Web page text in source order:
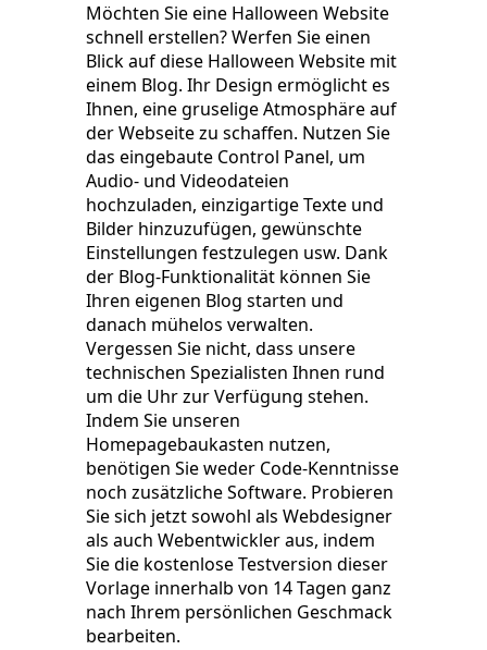
Möchten Sie eine Halloween Website
schnell erstellen? Werfen Sie einen
Blick auf diese Halloween Website mit
einem Blog. Ihr Design ermöglicht es
Ihnen, eine gruselige Atmosphäre auf
der Webseite zu schaffen. Nutzen Sie
das eingebaute Control Panel, um
Audio- und Videodateien
hochzuladen, einzigartige Texte und
Bilder hinzuzufügen, gewünschte
Einstellungen festzulegen usw. Dank
der Blog-Funktionalität können Sie
Ihren eigenen Blog starten und
danach mühelos verwalten.
Vergessen Sie nicht, dass unsere
technischen Spezialisten Ihnen rund
um die Uhr zur Verfügung stehen.
Indem Sie unseren
Homepagebaukasten nutzen,
benötigen Sie weder Code-Kenntnisse
noch zusätzliche Software. Probieren
Sie sich jetzt sowohl als Webdesigner
als auch Webentwickler aus, indem
Sie die kostenlose Testversion dieser
Vorlage innerhalb von 14 Tagen ganz
nach Ihrem persönlichen Geschmack
bearbeiten.